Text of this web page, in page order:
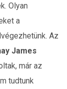
Olyan
a
Az
James
már az
tudtunk